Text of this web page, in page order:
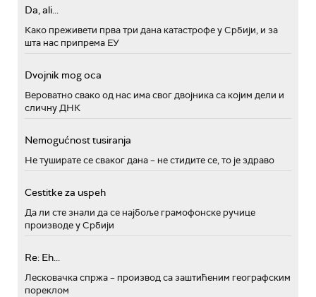
Da, ali...
Како преживети прва три дана катастрофе у Србији, и за
шта нас припрема ЕУ
Dvojnik mog oca
Вероватно свако од нас има свог двојника са којим дели и
сличну ДНК
Nemogućnost tusiranja
Не туширате се сваког дана – не стидите се, то је здраво
Cestitke za uspeh
Да ли сте знали да се најбоље грамофонске ручице
производе у Србији
Re: Eh...
Лесковачка спржа – производ са заштићеним географским
пореклом